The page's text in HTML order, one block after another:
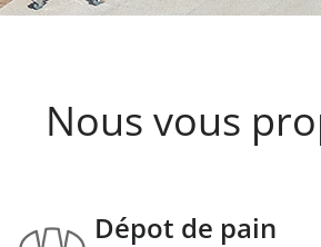
Nous vous
Dépot de pain